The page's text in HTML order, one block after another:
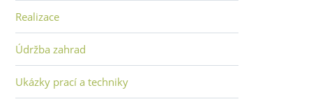
Realizace
Údržba zahrad
Ukázky prací a techniky